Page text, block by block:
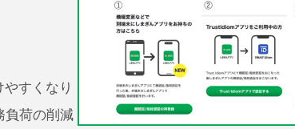
すくなり
負荷の削減